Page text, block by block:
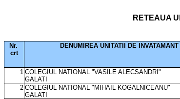
RETEAUA
Nr.
crt
DENUMIREA UNITATII DE INVATAMANT
1 COLEGIUL NATIONAL "VASILE ALECSANDRI"
GALATI
2 COLEGIUL NATIONAL "MIHAIL KOGALNICEANU"
GALATI